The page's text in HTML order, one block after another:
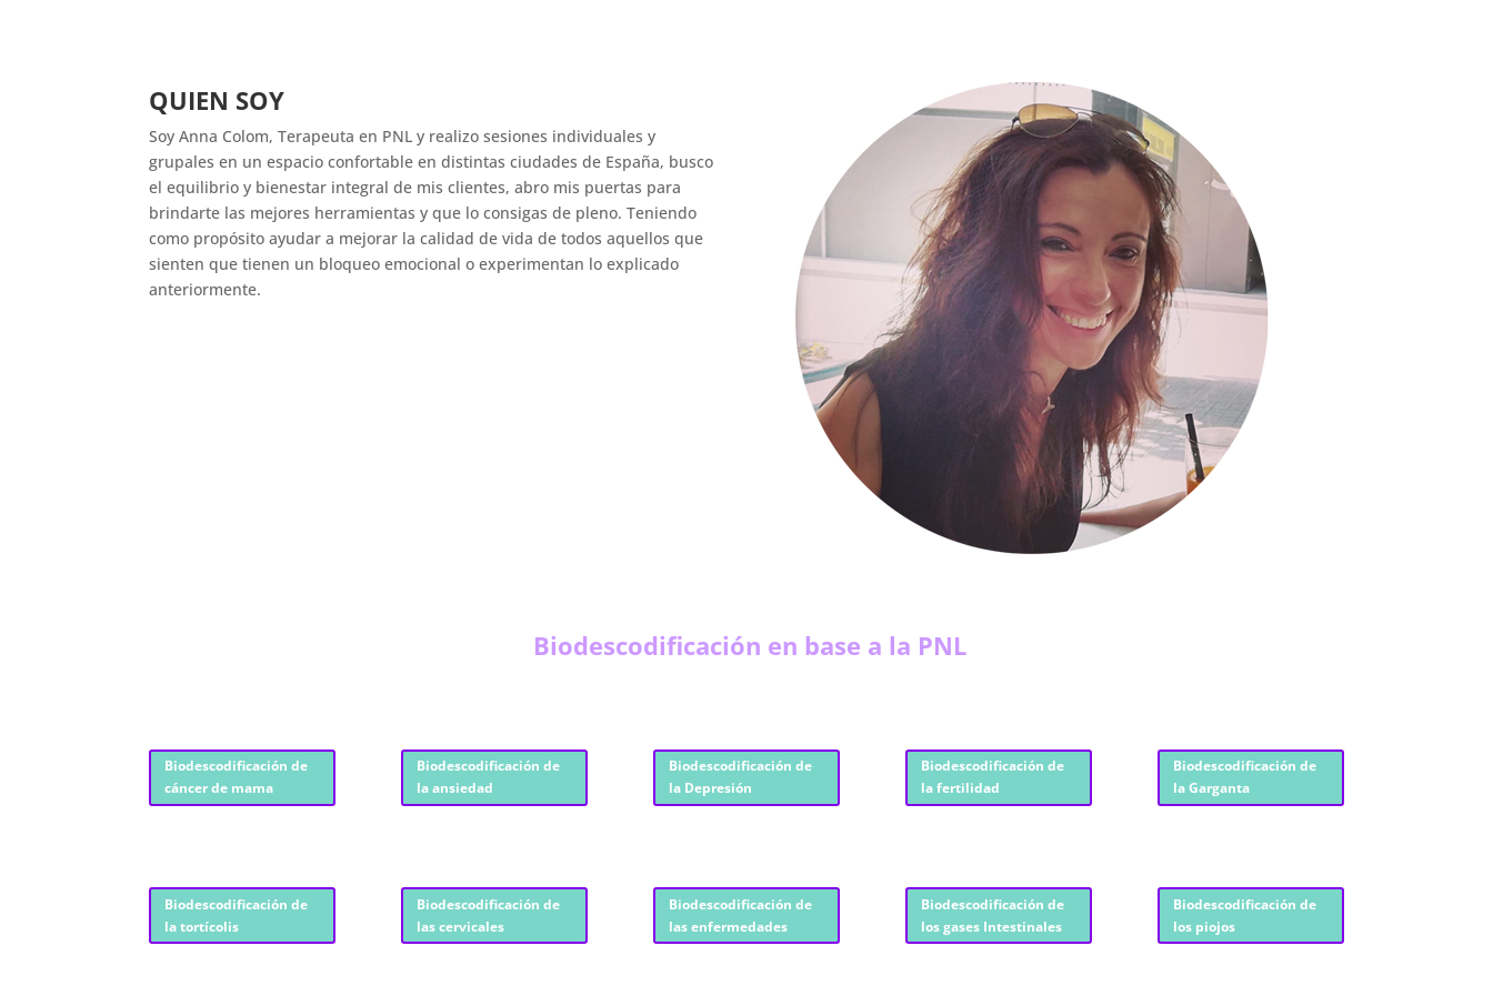
QUIEN SOY
Soy Anna Colom, Terapeuta en PNL y realizo sesiones individuales y
grupales en un espacio confortable en distintas ciudades de España, busco
el equilibrio y bienestar integral de mis clientes, abro mis puertas para
brindarte las mejores herramientas y que lo consigas de pleno. Teniendo
como propósito ayudar a mejorar la calidad de vida de todos aquellos que
sienten que tienen un bloqueo emocional o experimentan lo explicado
anteriormente.
Biodescodificación en base a la PNL
Biodescodificación de
cáncer de mama
Biodescodificación de
la ansiedad
Biodescodificación de
la Depresión
Biodescodificación de
la fertilidad
Biodescodificación de
la Garganta
Biodescodificación de
la tortícolis
Biodescodificación de
las cervicales
Biodescodificación de
las enfermedades
Biodescodificación de
los gases Intestinales
Biodescodificación de
los piojos